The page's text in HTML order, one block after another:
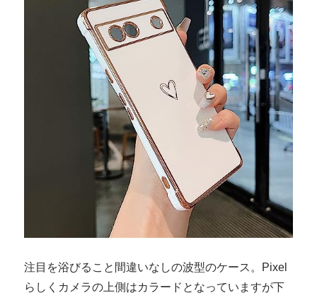
注目を浴びること間違いなしの波型のケース。Pixel
らしくカメラの上側はカラードとなっていますが下